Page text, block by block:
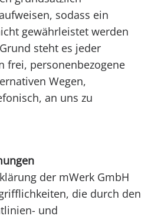
sodass ein
gewährleistet werden
steht es jeder
frei, personenbezogene
Wegen,
an uns zu
der mWerk GmbH
die durch den
und